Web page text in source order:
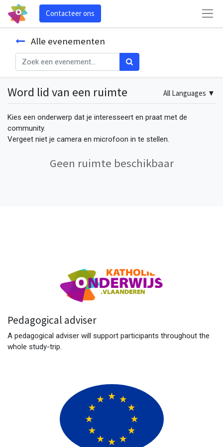
Contacteer ons
Alle evenementen
Word lid van een ruimte All Languages ▼
Kies een onderwerp dat je interesseert en praat met de
community.
Vergeet niet je camera en microfoon in te stellen.
Geen ruimte beschikbaar
Pedagogical adviser
A pedagogical adviser will support participants throughout the
whole study-trip.